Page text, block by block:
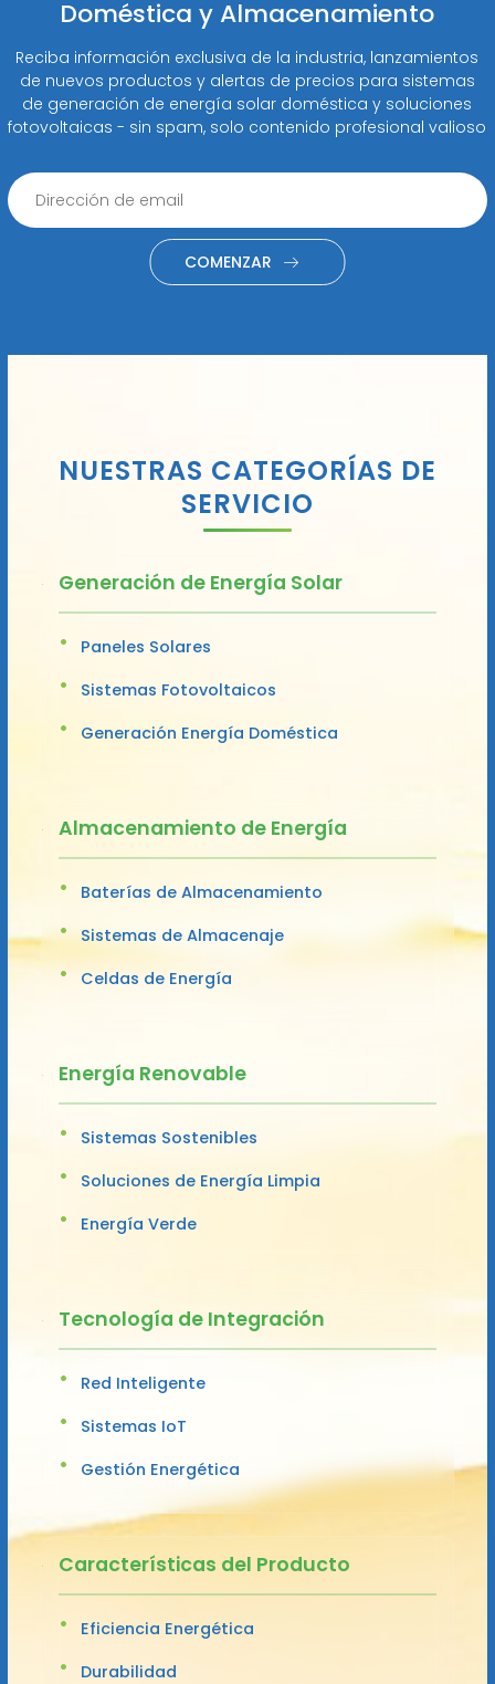
Doméstica y Almacenamiento
Reciba información exclusiva de la industria, lanzamientos
de nuevos productos y alertas de precios para sistemas
de generación de energía solar doméstica y soluciones
fotovoltaicas - sin spam, solo contenido profesional valioso
COMENZAR
NUESTRAS CATEGORÍAS DE
SERVICIO
Generación de Energía Solar
Paneles Solares
Sistemas Fotovoltaicos
Generación Energía Doméstica
Almacenamiento de Energía
Baterías de Almacenamiento
Sistemas de Almacenaje
Celdas de Energía
Energía Renovable
Sistemas Sostenibles
Soluciones de Energía Limpia
Energía Verde
Tecnología de Integración
Red Inteligente
Sistemas IoT
Gestión Energética
Características del Producto
Eficiencia Energética
Durabilidad